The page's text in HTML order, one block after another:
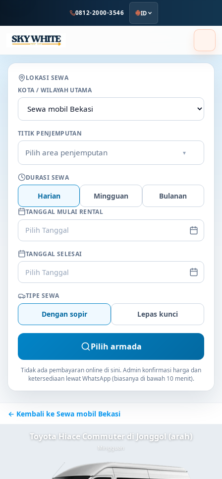
utama
0812-2000-3546 ID
LOKASI SEWA
KOTA / WILAYAH UTAMA
TITIK PENJEMPUTAN
Pilih area penjemputan ▾
DURASI SEWA
Harian Mingguan Bulanan
TANGGAL MULAI RENTAL
Pilih Tanggal
TANGGAL SELESAI
Pilih Tanggal
TIPE SEWA
Dengan sopir Lepas kunci
Pilih armada
Tidak ada pembayaran online di sini. Admin konfirmasi harga dan
ketersediaan lewat WhatsApp (biasanya di bawah 10 menit).
← Kembali ke Sewa mobil Bekasi
Toyota Hiace Commuter di Jonggol (arah)
Mingguan